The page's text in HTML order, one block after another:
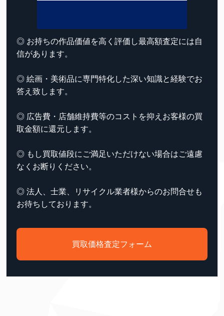
◎ お持ちの作品価値を高く評価し最高額査定には自
信があります。
◎ 絵画・美術品に専門特化した深い知識と経験でお
答え致します。
◎ 広告費・店舗維持費等のコストを抑えお客様の買
取金額に還元します。
◎ もし買取値段にご満足いただけない場合はご遠慮
なくお断りください。
◎ 法人、士業、リサイクル業者様からのお問合せも
お待ちしております。
買取価格査定フォーム